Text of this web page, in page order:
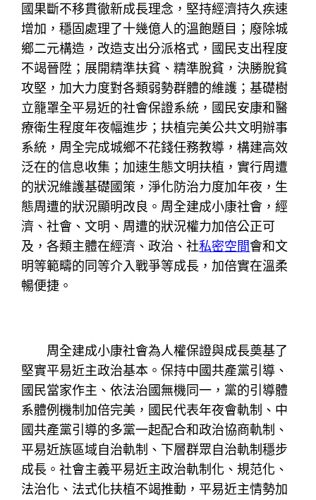
國果斷不移貫徹新成長理念，堅持經濟持久疾速
增加，穩固處理了十幾億人的溫飽題目；廢除城
鄉二元構造，改造支出分派格式，國民支出程度
不竭晉陞；展開精準扶貧、精準脫貧，決勝脫貧
攻堅，加大力度對各類弱勢群體的維護；基礎樹
立籠罩全平易近的社會保證系統，國民安康和醫
療衛生程度年夜幅進步；扶植完美公共文明辦事
系統，周全完成城鄉不花錢任務教導，構建高效
泛在的信息收集；加速生態文明扶植，實行周遭
的狀況維護基礎國策，淨化防治力度加年夜，生
態周遭的狀況顯明改良。周全建成小康社會，經
濟、社會、文明、周遭的狀況權力加倍公正可
及，各類主體在經濟、政治、社私密空間會和文
明等範疇的同等介入戰爭等成長，加倍實在溫柔
暢便捷。
周全建成小康社會為人權保證與成長奠基了
堅實平易近主政治基本。保持中國共產黨引導、
國民當家作主、依法治國無機同一，黨的引導體
系體例機制加倍完美，國民代表年夜會軌制、中
國共產黨引導的多黨一起配合和政治協商軌制、
平易近族區域自治軌制、下層群眾自治軌制穩步
成長。社會主義平易近主政治軌制化、規范化、
法治化、法式化扶植不竭推動，平易近主情勢加